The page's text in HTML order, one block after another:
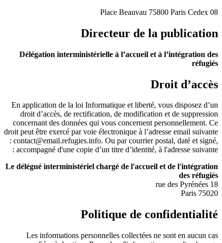
Place Beauvau 75800 Paris Cedex 08
Directeur de la publication
Délégation interministérielle à l’accueil et à l’intégration des
réfugiés
Droit d’accès
En application de la loi Informatique et liberté, vous disposez d’un
droit d’accès, de rectification, de modification et de suppression
concernant des données qui vous concernent personnellement. Ce
droit peut être exercé par voie électronique à l’adresse email suivante
: contact@email.refugies.info. Ou par courrier postal, daté et signé,
accompagné d'une copie d’un titre d’identité, à l'adresse suivante :
Le délégué interministériel chargé de l'accueil et de l'intégration
des réfugiés
18 rue des Pyrénées
75020 Paris
Politique de confidentialité
Les informations personnelles collectées ne sont en aucun cas